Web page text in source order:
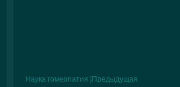
Наука гомеопатия |Предыдущая